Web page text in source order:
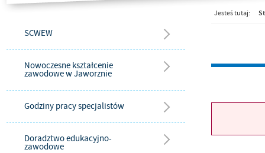
SCWEW
Nowoczesne kształcenie
zawodowe w Jaworznie
Godziny pracy specjalistów
Doradztwo edukacyjno-
zawodowe
Jesteś tutaj: